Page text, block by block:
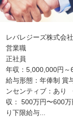
レバレジーズ株式会
営業職
正社員
年収：5,000,000円～
給与形態：年俸制 賞
ンセンティブ：あり
収： 500万円〜600
り下限給与...